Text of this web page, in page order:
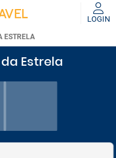
LOGIN
ESTRELA
Estrela